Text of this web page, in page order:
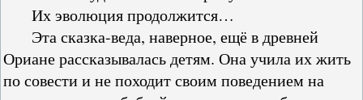
Их эволюция продолжится…
Эта сказка-веда, наверное, ещё в древней
Ориане рассказывалась детям. Она учила их жить
по совести и не походит своим поведением на